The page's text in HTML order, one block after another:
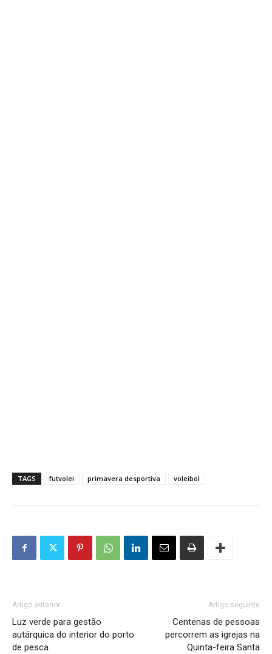
TAGS futvolei primavera desportiva voleibol
Artigo anterior
Luz verde para gestão
autárquica do interior do porto
de pesca
Artigo seguinte
Centenas de pessoas
percorrem as igrejas na
Quinta-feira Santa